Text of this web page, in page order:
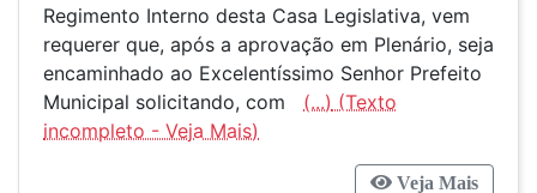
Regimento Interno desta Casa Legislativa, vem
requerer que, após a aprovação em Plenário, seja
encaminhado ao Excelentíssimo Senhor Prefeito
Municipal solicitando, com (...)
Veja Mais